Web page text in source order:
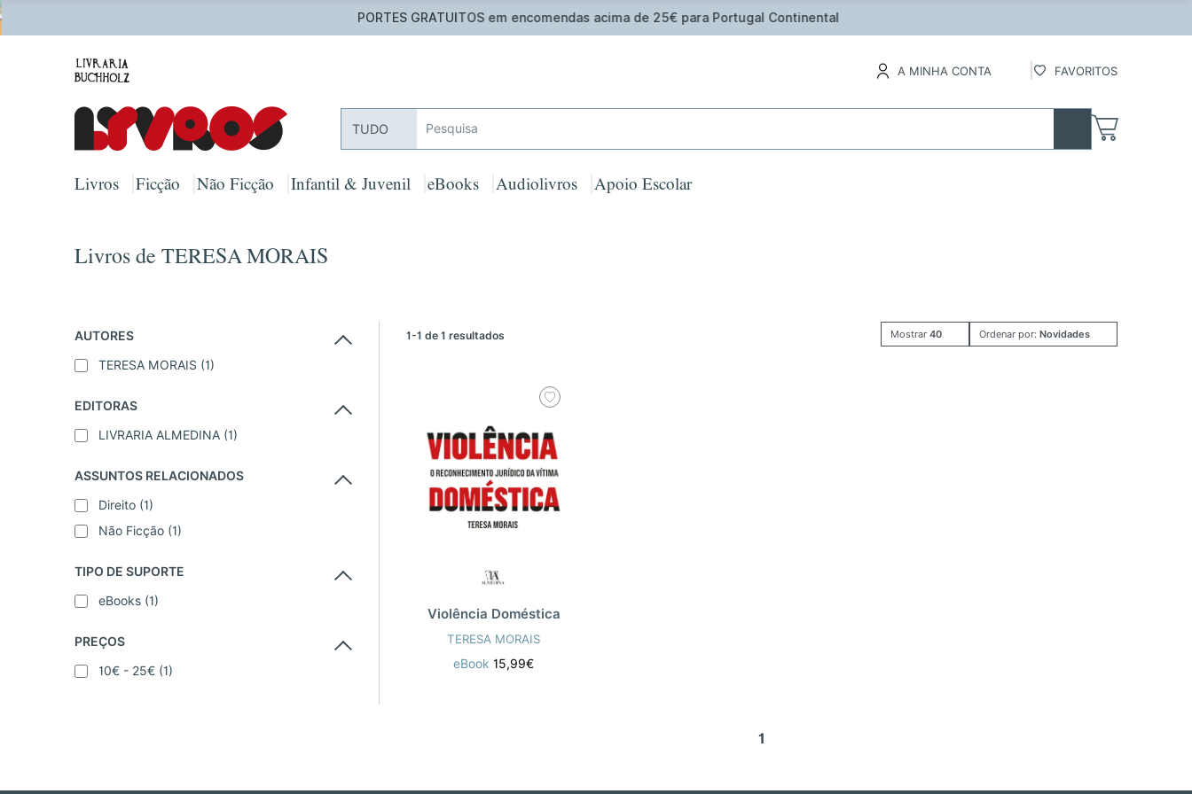
PORTES GRATUITOS em encomendas acima de 25€ para Portugal Continental
A MINHA CONTA FAVORITOS
TUDO
Livros Ficção Não Ficção Infantil & Juvenil eBooks Audiolivros Apoio Escolar
Livros de TERESA MORAIS
AUTORES
TERESA MORAIS (1)
EDITORAS
LIVRARIA ALMEDINA (1)
ASSUNTOS RELACIONADOS
Direito (1)
Não Ficção (1)
TIPO DE SUPORTE
eBooks (1)
PREÇOS
10€ - 25€ (1)
1-1 de 1 resultados Mostrar 40 Ordenar por: Novidades
Violência Doméstica
TERESA MORAIS
eBook15,99€
1